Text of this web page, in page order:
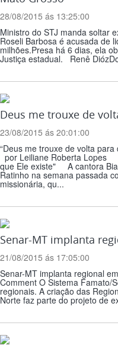
28/08/2015 ás 13:25:00
Ministro do STJ manda soltar
Roseli Barbosa é acusada de
milhões.Presa há 6 dias, ela
Justiça estadual. Renê
Deus me trouxe de
23/08/2015 ás 20:01:00
“Deus me trouxe de volta
por Leiliane Roberta Lopes
que Ele existe" A cantora
Ratinho na semana passada
missionária, qu...
Senar-MT implanta
21/08/2015 ás 17:05:00
Senar-MT implanta regional
Comment O Sistema Famato/
regionais. A criação das
Norte faz parte do projeto de